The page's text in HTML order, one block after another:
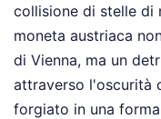
collisione di stelle di
moneta austriaca
di Vienna, ma un
attraverso l'oscurità
forgiato in una